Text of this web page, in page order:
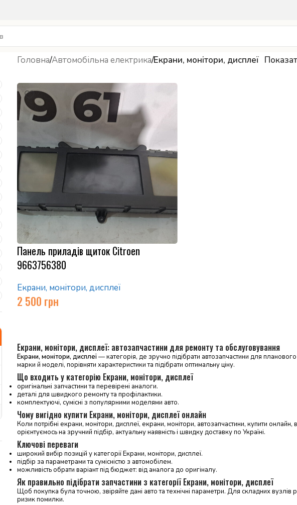
Головна/Автомобільна електрика/Екрани, монітори, дисплеї
Панель приладів щиток Citroen
9663756380
Екрани, монітори, дисплеї
2 500 грн
Екрани, монітори, дисплеї: автозапчастини для ремонту та обслуговування
Екрани, монітори, дисплеї— категорія, де зручно підібрати автозапчастини для планового
марки й моделі, порівняти характеристики та підібрати оптимальну ціну.
Що входить у категорію Екрани, монітори, дисплеї
оригінальні запчастини та перевірені аналоги.
деталі для швидкого ремонту та профілактики.
комплектуючі, сумісні з популярними моделями авто.
Чому вигідно купити Екрани, монітори, дисплеї онлайн
Коли потрібні екрани, монітори, дисплеї, екрани, монітори, автозапчастини, купити
орієнтуємось на зручний підбір, актуальну наявність і швидку доставку по Україні.
Ключові переваги
широкий вибір позицій у категорії Екрани, монітори, дисплеї.
підбір за параметрами та сумісністю з автомобілем.
можливість обрати варіант під бюджет: від аналога до оригіналу.
Як правильно підібрати запчастини з категорії Екрани, монітори, дисплеї
Щоб покупка була точною, звіряйте дані авто та технічні параметри. Для складних
ризик помилки.